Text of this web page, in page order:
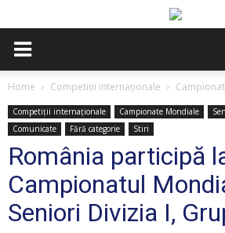
Home Competiții internaționale
Competiții internaționale Campionate Mondiale
Comunicate
Fără categorie Stiri
România participă
Campionatul
Seniori Divizia I,